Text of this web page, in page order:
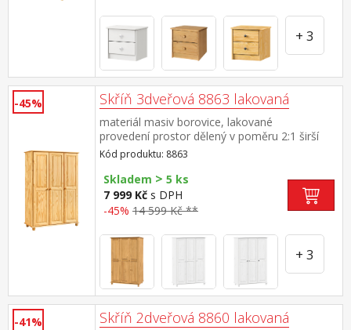
+ 3
-45% Skříň 3dveřová 8863 lakovaná
materiál masiv borovice, lakované
provedení prostor dělený v poměru 2:1 širší
část šatní tyč a police, užší část 3 variabilní
police doporučený nástavec 8864
Kód produktu: 8863
Skladem > 5 ks
7 999 Kč s DPH
-45% 14 599 Kč **
+ 3
-41% Skříň 2dveřová 8860 lakovaná